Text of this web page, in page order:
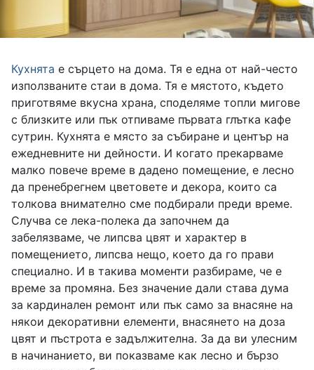
Кухнята е сърцето на дома. Тя е една от най-често
използваните стаи в дома. Тя е мястото, където
приготвяме вкусна храна, споделяме топли мигове
с близките или пък отпиваме първата глътка кафе
сутрин. Кухнята е място за събиране и център на
ежедневните ни дейности. И когато прекарваме
малко повече време в дадено помещение, е лесно
да пренебрегнем цветовете и декора, които са
толкова внимателно сме подбирали преди време.
Случва се лека-полека да започнем да
забелязваме, че липсва цвят и характер в
помещението, липсва нещо, което да го прави
специално. И в такива моменти разбираме, че е
време за промяна. Без значение дали става дума
за кардинален ремонт или пък само за внасяне на
някои декоративни елементи, внасянето на доза
цвят и пъстрота е задължителна. За да ви улесним
в начинанието, ви показваме как лесно и бързо